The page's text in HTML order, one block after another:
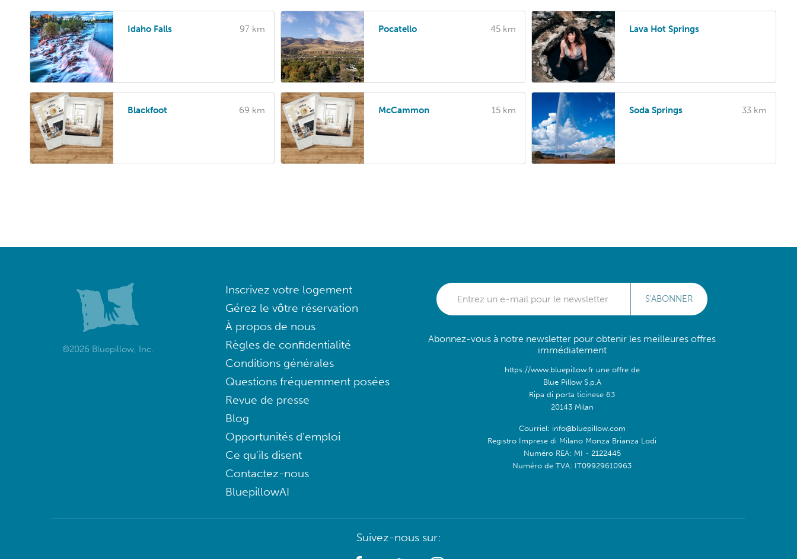
Idaho Falls 97 km Pocatello 45 km Lava Hot Springs
Blackfoot 69 km McCammon 15 km Soda Springs 33 km
©2026 Bluepillow, Inc.
Inscrivez votre logement
Gérez le vôtre réservation
À propos de nous
Règles de confidentialité
Conditions générales
Questions fréquemment posées
Revue de presse
Blog
Opportunités d'emploi
Ce qu'ils disent
Contactez-nous
BluepillowAI
S'ABONNER
Abonnez-vous à notre newsletter pour obtenir les meilleures offres
immédiatement
https://www.bluepillow.fr une offre de
Blue Pillow S.p.A
Ripa di porta ticinese 63
20143 Milan
Courriel: info@bluepillow.com
Registro Imprese di Milano Monza Brianza Lodi
Numéro REA: MI - 2122445
Numéro de TVA: IT09929610963
Suivez-nous sur: